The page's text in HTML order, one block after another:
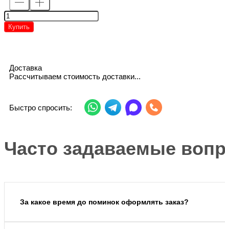
Купить
Доставка
Рассчитываем стоимость доставки...
Быстро спросить:
Часто задаваемые
За какое время до поминок оформлять заказ?